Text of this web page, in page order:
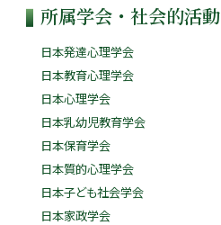
所属学会・社会的活動
日本発達心理学会
日本教育心理学会
日本心理学会
日本乳幼児教育学会
日本保育学会
日本質的心理学会
日本子ども社会学会
日本家政学会